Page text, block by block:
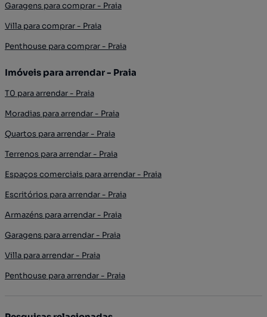
Garagens para comprar - Praia
Villa para comprar - Praia
Penthouse para comprar - Praia
Imóveis para arrendar - Praia
T0 para arrendar - Praia
Moradias para arrendar - Praia
Quartos para arrendar - Praia
Terrenos para arrendar - Praia
Espaços comerciais para arrendar - Praia
Escritórios para arrendar - Praia
Armazéns para arrendar - Praia
Garagens para arrendar - Praia
Villa para arrendar - Praia
Penthouse para arrendar - Praia